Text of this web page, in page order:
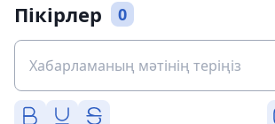
Пікірлер 0